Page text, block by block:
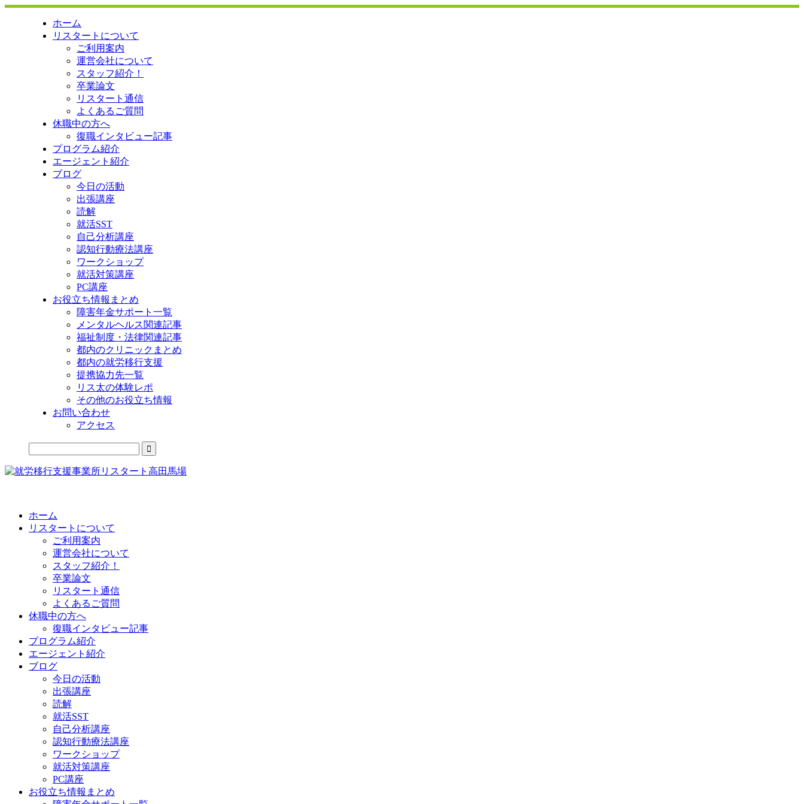
ホーム
リスタートについて
ご利用案内
運営会社について
スタッフ紹介！
卒業論文
リスタート通信
よくあるご質問
休職中の方へ
復職インタビュー記事
プログラム紹介
エージェント紹介
ブログ
今日の活動
出張講座
読解
就活SST
自己分析講座
認知行動療法講座
ワークショップ
就活対策講座
PC講座
お役立ち情報まとめ
障害年金サポート一覧
メンタルヘルス関連記事
福祉制度・法律関連記事
都内のクリニックまとめ
都内の就労移行支援
提携協力先一覧
リス太の体験レポ
その他のお役立ち情報
お問い合わせ
アクセス
ホーム
リスタートについて
ご利用案内
運営会社について
スタッフ紹介！
卒業論文
リスタート通信
よくあるご質問
休職中の方へ
復職インタビュー記事
プログラム紹介
エージェント紹介
ブログ
今日の活動
出張講座
読解
就活SST
自己分析講座
認知行動療法講座
ワークショップ
就活対策講座
PC講座
お役立ち情報まとめ